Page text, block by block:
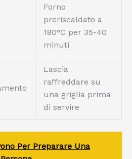
Forno
preriscaldato a
180°C per 35-40
minuti
Lascia
raffreddare su
una griglia prima
di servire
Per Preparare Una